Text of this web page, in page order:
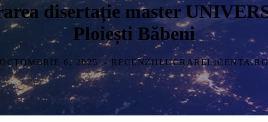
disertație master
Ploiești Băbeni
OCTOMBRIE 6, 2025 - RECENZIILUCRARELICENTA.RO